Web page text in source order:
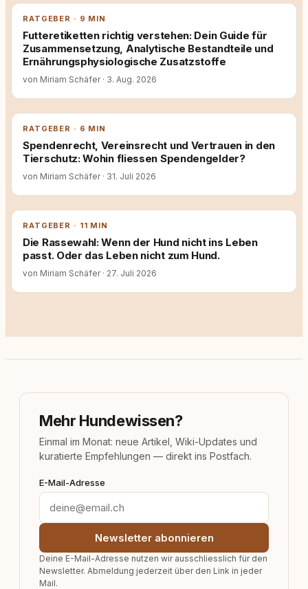
RATGEBER · 9 MIN
Futteretiketten richtig verstehen: Dein Guide für
Zusammensetzung, Analytische Bestandteile und
Ernährungsphysiologische Zusatzstoffe
von Miriam Schäfer · 3. Aug. 2026
RATGEBER · 6 MIN
Spendenrecht, Vereinsrecht und Vertrauen in den
Tierschutz: Wohin fliessen Spendengelder?
von Miriam Schäfer · 31. Juli 2026
RATGEBER · 11 MIN
Die Rassewahl: Wenn der Hund nicht ins Leben
passt. Oder das Leben nicht zum Hund.
von Miriam Schäfer · 27. Juli 2026
Mehr Hundewissen?
Einmal im Monat: neue Artikel, Wiki-Updates und
kuratierte Empfehlungen — direkt ins Postfach.
E-Mail-Adresse
Newsletter abonnieren
Deine E-Mail-Adresse nutzen wir ausschliesslich für den
Newsletter. Abmeldung jederzeit über den Link in jeder
Mail.